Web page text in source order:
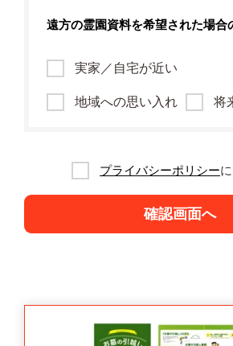
遠方の霊園資料を希望された場合
実家／自宅が近い
地域への思い入れ 将
プライバシーポリシー
確認画面へ